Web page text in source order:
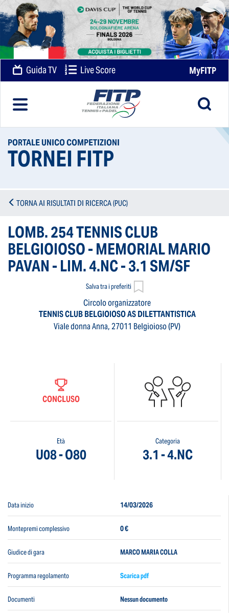
Guida TV Live Score MyFITP
PORTALE UNICO COMPETIZIONI
TORNEI FITP
TORNA AI RISULTATI DI RICERCA (PUC)
LOMB. 254 TENNIS CLUB
BELGIOIOSO - MEMORIAL MARIO
PAVAN - LIM. 4.NC - 3.1 SM/SF
Circolo organizzatore
TENNIS CLUB BELGIOIOSO AS DILETTANTISTICA
Viale donna Anna, 27011 Belgioioso (PV)
Salva tra i preferiti
CONCLUSO
Età
U08 - O80
Categoria
3.1 - 4.NC
Data inizio 14/03/2026
Montepremi complessivo 0 €
Giudice di gara MARCO MARIA COLLA
Programma regolamento Scarica pdf
Documenti Nessun documento